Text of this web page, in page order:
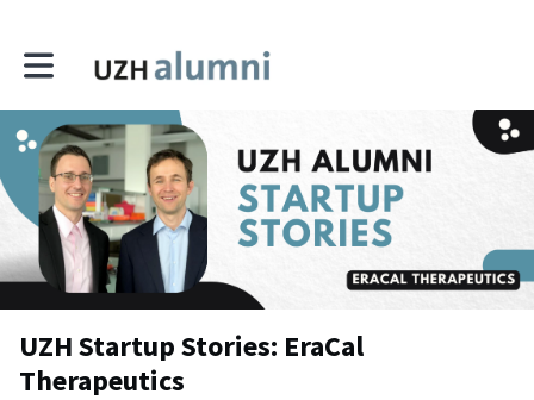
Toggle main navigation
UZH Startup Stories: EraCal
Therapeutics